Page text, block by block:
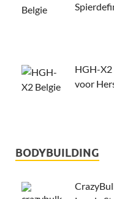
HGH-X2
voor
BODYBUILDING